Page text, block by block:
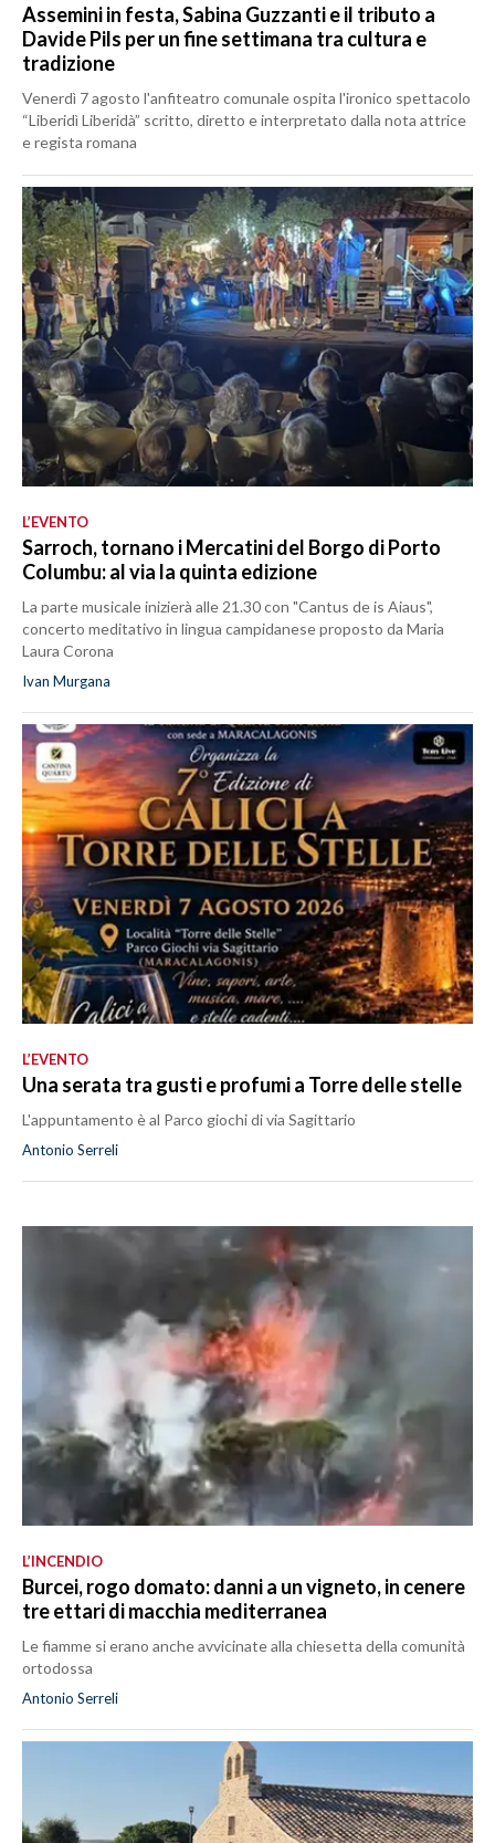
Assemini in festa, Sabina Guzzanti e il tributo a
Davide Pils per un fine settimana tra cultura e
tradizione
Venerdì 7 agosto l'anfiteatro comunale ospita l'ironico spettacolo
“Liberidì Liberidà” scritto, diretto e interpretato dalla nota attrice
e regista romana
L’EVENTO
Sarroch, tornano i Mercatini del Borgo di Porto
Columbu: al via la quinta edizione
La parte musicale inizierà alle 21.30 con "Cantus de is Aiaus",
concerto meditativo in lingua campidanese proposto da Maria
Laura Corona
Ivan Murgana
L’EVENTO
Una serata tra gusti e profumi a Torre delle stelle
L'appuntamento è al Parco giochi di via Sagittario
Antonio Serreli
L’INCENDIO
Burcei, rogo domato: danni a un vigneto, in cenere
tre ettari di macchia mediterranea
Le fiamme si erano anche avvicinate alla chiesetta della comunità
ortodossa
Antonio Serreli